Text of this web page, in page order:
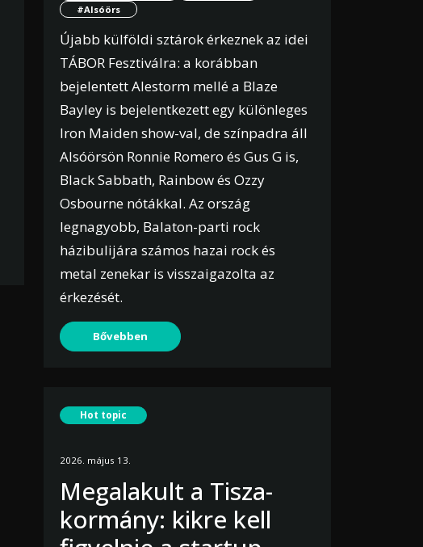
#Alsóörs
Újabb külföldi sztárok érkeznek az idei
TÁBOR Fesztiválra: a korábban
bejelentett Alestorm mellé a Blaze
Bayley is bejelentkezett egy különleges
Iron Maiden show-val, de színpadra áll
Alsóörsön Ronnie Romero és Gus G is,
Black Sabbath, Rainbow és Ozzy
Osbourne nótákkal. Az ország
legnagyobb, Balaton-parti rock
házibulijára számos hazai rock és
metal zenekar is visszaigazolta az
érkezését.
Bővebben
Hot topic
2026. május 13.
Megalakult a Tisza-
kormány: kikre kell